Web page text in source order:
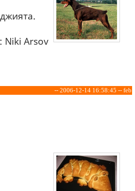
Niki Arsov
-- 2006-12-14 16:58:45 -- feb